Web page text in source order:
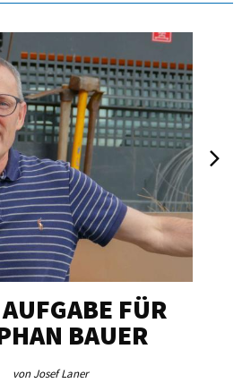
FÜR
BAUER
von Josef Laner